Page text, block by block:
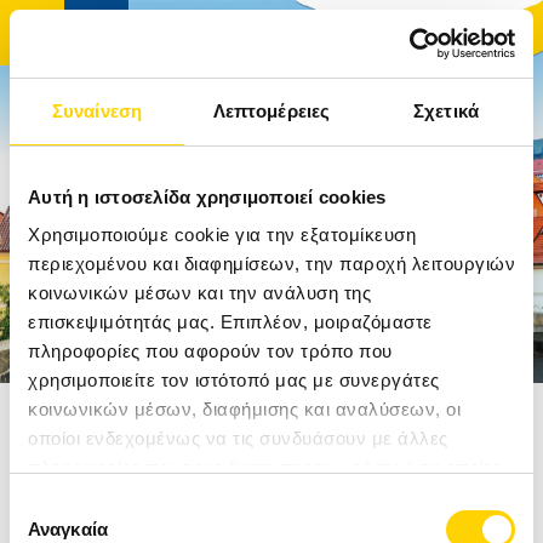
Συναίνεση Λεπτομέρειες Σχετικά
Αυτή η ιστοσελίδα χρησιμοποιεί cookies
Χρησιμοποιούμε cookie για την εξατομίκευση
περιεχομένου και διαφημίσεων, την παροχή λειτουργιών
κοινωνικών μέσων και την ανάλυση της
επισκεψιμότητάς μας. Επιπλέον, μοιραζόμαστε
πληροφορίες που αφορούν τον τρόπο που
χρησιμοποιείτε τον ιστότοπό μας με συνεργάτες
κοινωνικών μέσων, διαφήμισης και αναλύσεων, οι
οποίοι ενδεχομένως να τις συνδυάσουν με άλλες
των υπηρεσιών τους.
συγκατάθεσης
Αναγκαία
ΤΑΞΊΔΙΑ
ΑΚΤΟΠΛΟΪΚΆ ΕΙΣΙΤΉΡΙΑ
ΚΡΟΥΑΖΙΕΡΕΣ
ΞΕΝΟΔΟΧΕΊΑ
Αρχική Ταξίδια Κεντρική Ευρώπη Τσεχία
ΠΡΑΓΑ
ΑΠΟ 950€